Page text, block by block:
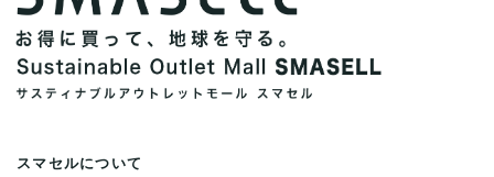
スマセルについて